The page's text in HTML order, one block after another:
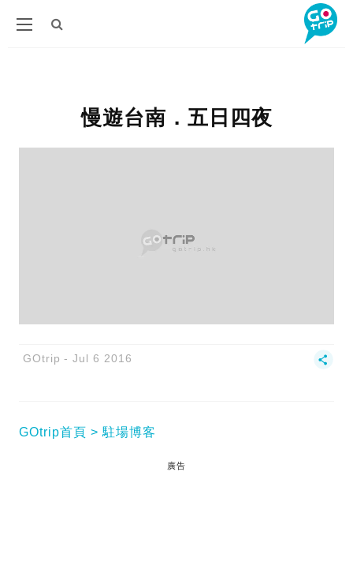
慢遊台南．五日四夜
GOtrip Jul 6 2016
GOtrip首頁 駐場博客
廣告